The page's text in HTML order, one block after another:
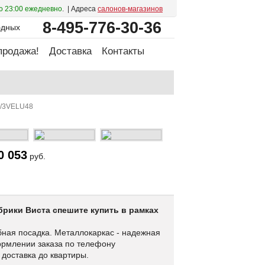
23:00 ежедневно. | Адреса салонов-магазинов
8-495-776-30-36
Доставка Контакты
053руб.
Виста спешите купить в рамках
посадка. Металлокаркас - надежная
заказа по телефону
до квартиры.